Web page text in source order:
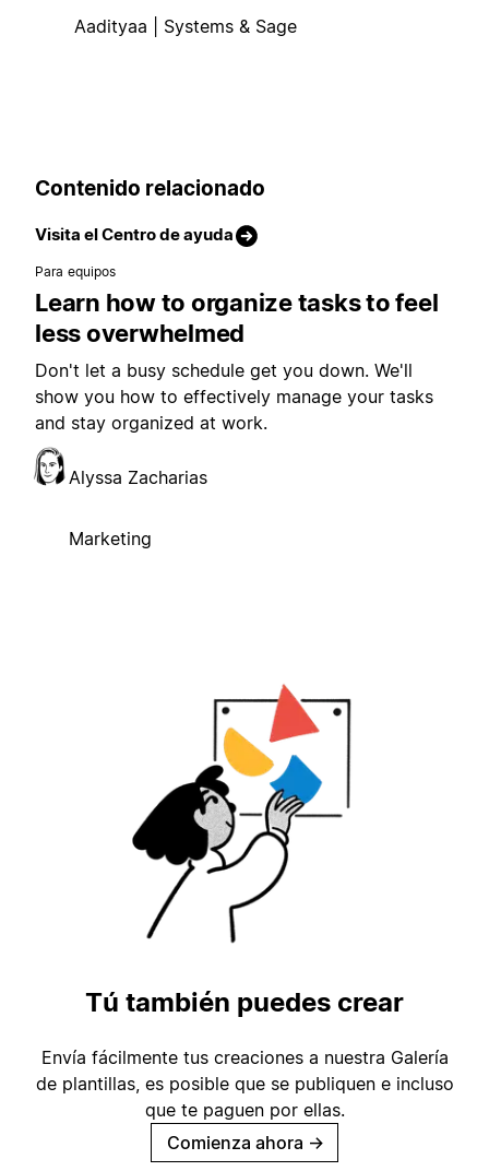
Aadityaa | Systems & Sage
Contenido relacionado
Visita el Centro de ayuda
Para equipos
Learn how to organize tasks to feel
less overwhelmed
Don't let a busy schedule get you down. We'll
show you how to effectively manage your tasks
and stay organized at work.
Alyssa Zacharias
Marketing
Tú también puedes crear
Envía fácilmente tus creaciones a nuestra Galería
de plantillas, es posible que se publiquen e incluso
que te paguen por ellas.
Comienza ahora →